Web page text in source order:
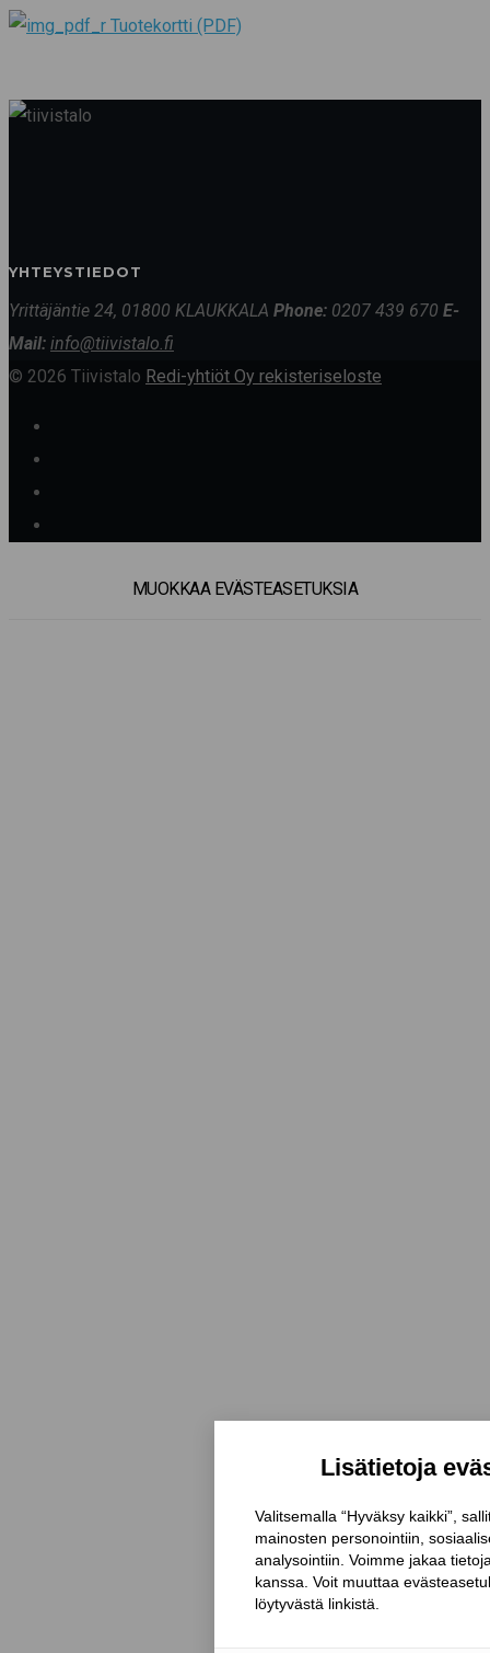
Tuotekortti (PDF)
YHTEYSTIEDOT
Yrittäjäntie 24, 01800 KLAUKKALA Phone: 0207 439 670 E-
Mail: info@tiivistalo.fi
© 2026 Tiivistalo Redi-yhtiöt Oy rekisteriseloste
MUOKKAA EVÄSTEASETUKSIA